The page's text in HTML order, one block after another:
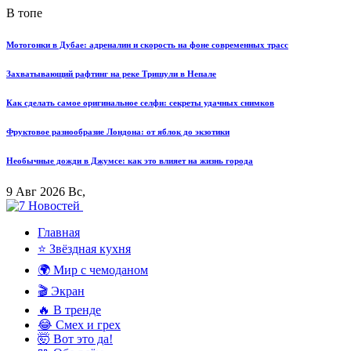
В топе
Мотогонки в Дубае: адреналин и скорость на фоне современных трасс
Захватывающий рафтинг на реке Тришули в Непале
Как сделать самое оригинальное селфи: секреты удачных снимков
Фруктовое разнообразие Лондона: от яблок до экзотики
Необычные дожди в Джумсе: как это влияет на жизнь города
9 Авг 2026 Вс,
Главная
⭐ Звёздная кухня
🌍 Мир с чемоданом
🎬 Экран
🔥 В тренде
😂 Смех и грех
🤯 Вот это да!